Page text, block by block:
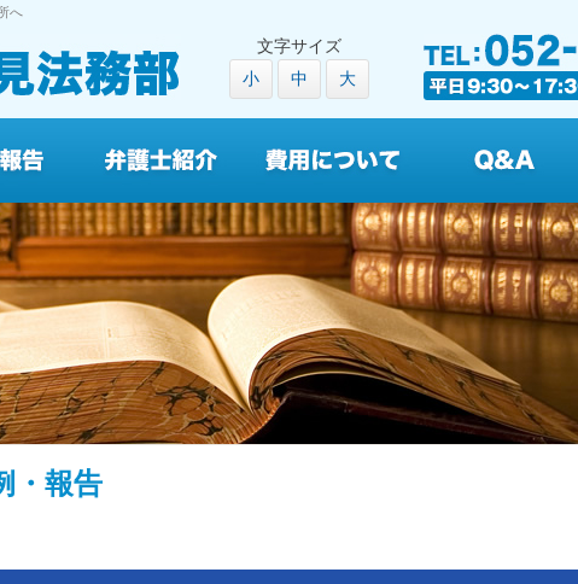
へ
文字サイズ
小
中 大
・報告